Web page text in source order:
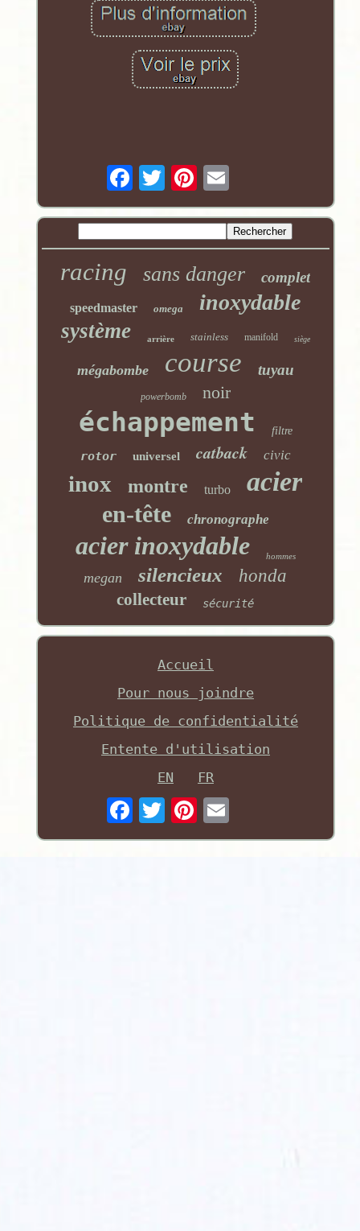
racing sans danger complet
speedmaster omega inoxydable
système arrière stainless manifold siège
mégabombe course tuyau
powerbomb noir
échappement filtre
rotor universel catback civic
inox montre turbo acier
en-tête chronographe
acier inoxydable hommes
megan silencieux honda
collecteur sécurité
Accueil
Pour nous joindre
Politique de confidentialité
Entente d'utilisation
EN
FR